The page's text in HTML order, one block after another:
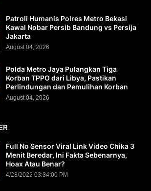
Patroli Humanis Polres Metro Bekasi
Kawal Nobar Persib Bandung vs Persija
Jakarta
August 04, 2026
Polda Metro Jaya Pulangkan Tiga
Korban TPPO dari Libya, Pastikan
Perlindungan dan Pemulihan Korban
August 04, 2026
Full No Sensor Viral Link Video Chika 3
Menit Beredar, Ini Fakta Sebenarnya,
Hoax Atau Benar?
4/28/2022 03:34:00 PM